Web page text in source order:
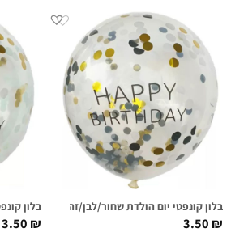
בלון קונפטי יום הולדת שחור/לבן/זהב
3.50₪
בלון
3.50₪